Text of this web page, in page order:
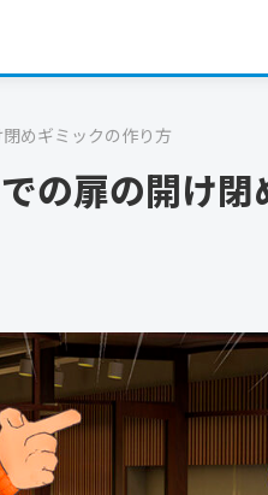
めギミックの作り方
の扉の開け閉